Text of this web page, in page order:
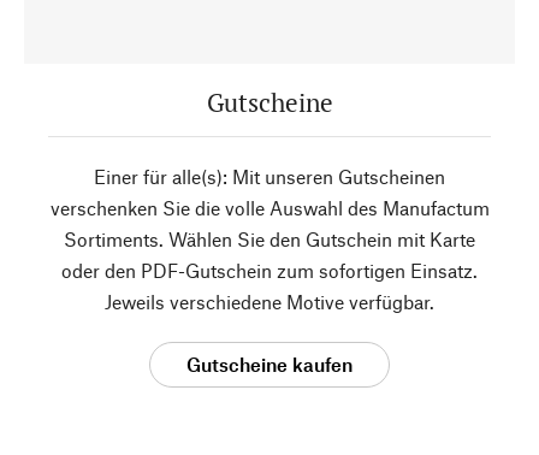
Gutscheine
Einer für alle(s): Mit unseren Gutscheinen
verschenken Sie die volle Auswahl des Manufactum
Sortiments. Wählen Sie den Gutschein mit Karte
oder den PDF-Gutschein zum sofortigen Einsatz.
Jeweils verschiedene Motive verfügbar.
Gutscheine kaufen